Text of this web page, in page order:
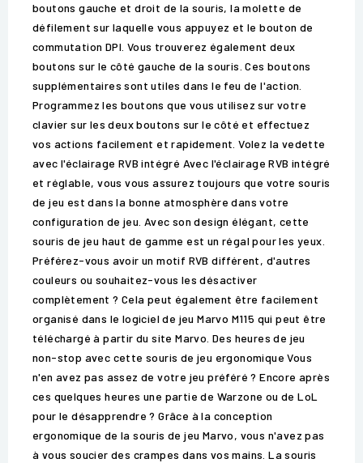
boutons gauche et droit de la souris, la molette de
défilement sur laquelle vous appuyez et le bouton de
commutation DPI. Vous trouverez également deux
boutons sur le côté gauche de la souris. Ces boutons
supplémentaires sont utiles dans le feu de l'action.
Programmez les boutons que vous utilisez sur votre
clavier sur les deux boutons sur le côté et effectuez
vos actions facilement et rapidement. Volez la vedette
avec l'éclairage RVB intégré Avec l'éclairage RVB intégré
et réglable, vous vous assurez toujours que votre souris
de jeu est dans la bonne atmosphère dans votre
configuration de jeu. Avec son design élégant, cette
souris de jeu haut de gamme est un régal pour les yeux.
Préférez-vous avoir un motif RVB différent, d'autres
couleurs ou souhaitez-vous les désactiver
complètement ? Cela peut également être facilement
organisé dans le logiciel de jeu Marvo M115 qui peut être
téléchargé à partir du site Marvo. Des heures de jeu
non-stop avec cette souris de jeu ergonomique Vous
n'en avez pas assez de votre jeu préféré ? Encore après
ces quelques heures une partie de Warzone ou de LoL
pour le désapprendre ? Grâce à la conception
ergonomique de la souris de jeu Marvo, vous n'avez pas
à vous soucier des crampes dans vos mains. La souris